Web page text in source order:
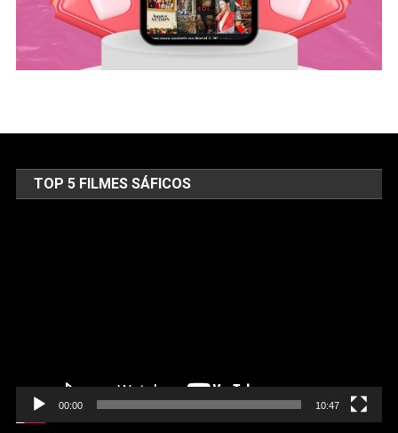
TOP 5 FILMES SÁFICOS
00:00 10:47